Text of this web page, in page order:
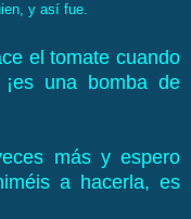
y así fue.
el tomate cuando
una bomba de
más y espero
a hacerla, es